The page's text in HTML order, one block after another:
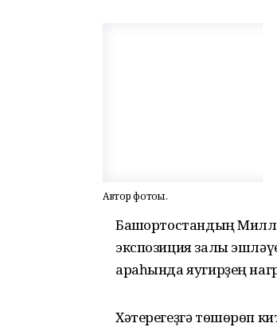
Автор фотоһы.
Башҡортостандың
экспозиция залы
араһында яугирҙең
Хәтерегеҙгә төшөрөп